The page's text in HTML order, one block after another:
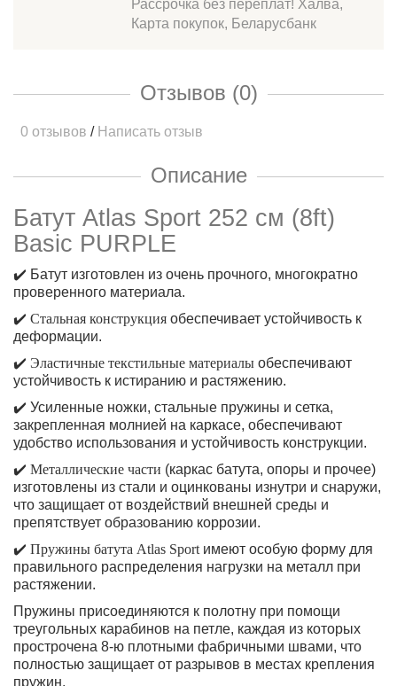
Рассрочка без переплат! Халва,
Карта покупок, Беларусбанк
Отзывов (0)
0 отзывов / Написать отзыв
Описание
Батут Atlas Sport 252 см (8ft)
Basic PURPLE
✔️ Батут изготовлен из очень прочного, многократно
проверенного материала.
✔️ Стальная конструкция обеспечивает устойчивость к
деформации.
✔️ Эластичные текстильные материалы обеспечивают
устойчивость к истиранию и растяжению.
✔️ Усиленные ножки, стальные пружины и сетка,
закрепленная молнией на каркасе, обеспечивают
удобство использования и устойчивость конструкции.
✔️ Металлические части (каркас батута, опоры и прочее)
изготовлены из стали и оцинкованы изнутри и снаружи,
что защищает от воздействий внешней среды и
препятствует образованию коррозии.
✔️ Пружины батута Atlas Sport имеют особую форму для
правильного распределения нагрузки на металл при
растяжении.
Пружины присоединяются к полотну при помощи
треугольных карабинов на петле, каждая из которых
прострочена 8-ю плотными фабричными швами, что
полностью защищает от разрывов в местах крепления
пружин.